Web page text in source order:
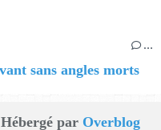
…
sans angles morts
par Overblog